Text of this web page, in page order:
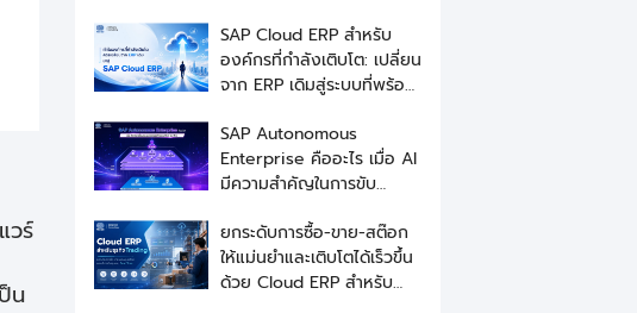
วร์
น
SAP Cloud ERP สำหรับ
องค์กรที่กำลังเติบโต: เปลี่ยน
จาก ERP เดิมสู่ระบบที่พร้อม
SAP Autonomous
Enterprise คืออะไร เมื่อ AI
มีความสำคัญในการขับ
ยกระดับการซื้อ-ขาย-สต๊อก
ให้แม่นยำและเติบโตได้เร็วขึ้น
ด้วย Cloud ERP สำหรับ